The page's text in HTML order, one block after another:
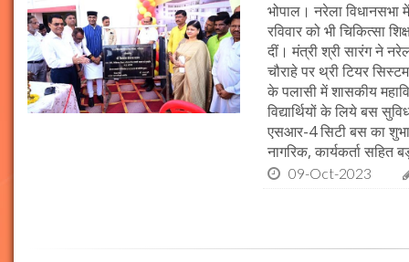
भोपाल। नरेला विधानसभा
रविवार को भी चिकित्सा
दीं। मंत्री श्री सारंग ने
चौराहे पर थ्री टियर
के पलासी में शासकीय
विद्यार्थियों के लिये बस
एसआर-4 सिटी बस का
नागरिक, कार्यकर्ता सहित
09-Oct-2023